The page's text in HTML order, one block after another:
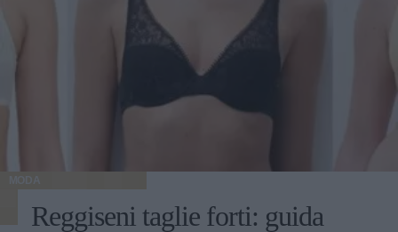
MODA
Reggiseni taglie forti: guida